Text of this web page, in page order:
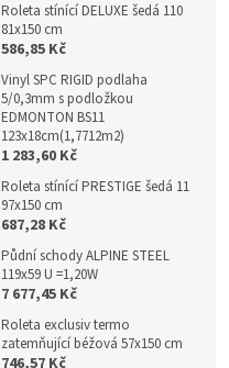
Roleta stínící DELUXE šedá 110
81x150 cm
586,85 Kč
Vinyl SPC RIGID podlaha
5/0,3mm s podložkou
EDMONTON BS11
123x18cm(1,7712m2)
1 283,60 Kč
Roleta stínící PRESTIGE šedá 11
97x150 cm
687,28 Kč
Půdní schody ALPINE STEEL
119x59 U =1,20W
7 677,45 Kč
Roleta exclusiv termo
zatemňující béžová 57x150 cm
746,57 Kč